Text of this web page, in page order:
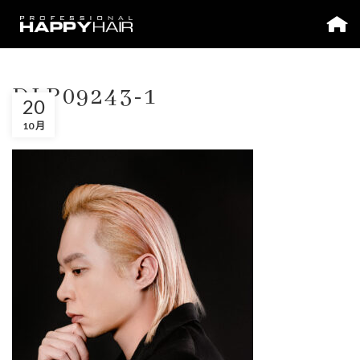
DLP09243-1
20
10 月